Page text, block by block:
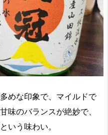
めな印象で、マイルドで
味のバランスが絶妙で、
いう味わい。